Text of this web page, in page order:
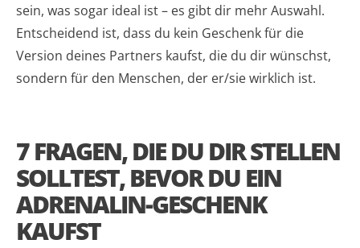
sein, was sogar ideal ist – es gibt dir mehr Auswahl.
Entscheidend ist, dass du kein Geschenk für die
Version deines Partners kaufst, die du dir wünschst,
sondern für den Menschen, der er/sie wirklich ist.
7 FRAGEN, DIE DU DIR STELLEN
SOLLTEST, BEVOR DU EIN
ADRENALIN-GESCHENK
KAUFST